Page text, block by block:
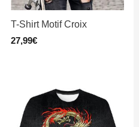
T-Shirt Motif Croix
27,99€